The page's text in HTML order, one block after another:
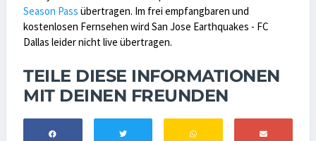
Season Pass übertragen. Im frei empfangbaren und
kostenlosen Fernsehen wird San Jose Earthquakes - FC
Dallas leider nicht live übertragen.
TEILE DIESE INFORMATIONEN
MIT DEINEN FREUNDEN